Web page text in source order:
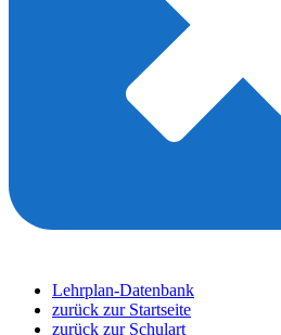
Lehrplan-Datenbank
zurück zur Startseite
zurück zur Schulart